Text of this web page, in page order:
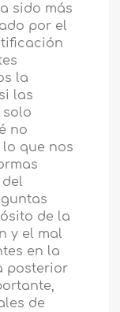
sido más
por el
la
las
solo
no
que nos
de la
y el mal
en la
posterior
de